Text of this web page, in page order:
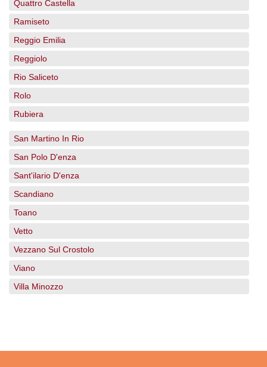
Quattro Castella
Ramiseto
Reggio Emilia
Reggiolo
Rio Saliceto
Rolo
Rubiera
San Martino In Rio
San Polo D'enza
Sant'ilario D'enza
Scandiano
Toano
Vetto
Vezzano Sul Crostolo
Viano
Villa Minozzo